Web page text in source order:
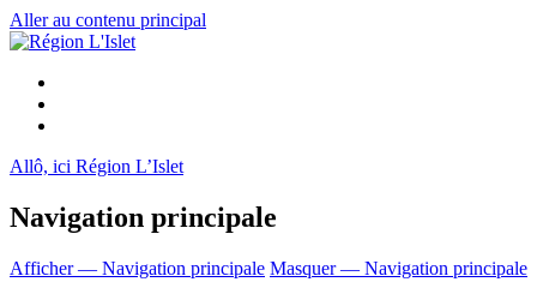
Aller au contenu principal
Allô, ici Région L’Islet
Navigation principale
Afficher — Navigation principale Masquer — Navigation principale